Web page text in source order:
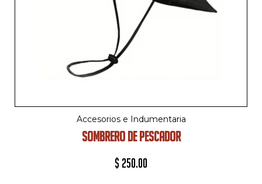
Accesorios e Indumentaria
SOMBRERO DE PESCADOR
$ 250.00